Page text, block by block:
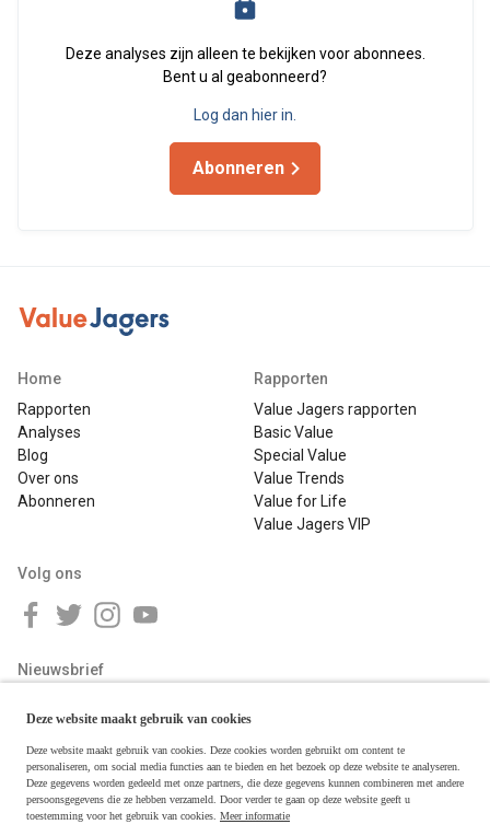
Deze analyses zijn alleen te bekijken voor abonnees.
Bent u al geabonneerd?
Log dan hier in.
Abonneren
Home
Rapporten
Analyses
Blog
Over ons
Abonneren
Rapporten
Value Jagers rapporten
Basic Value
Special Value
Value Trends
Value for Life
Value Jagers VIP
Volg ons
Nieuwsbrief
Deze website maakt gebruik van cookies
Deze website maakt gebruik van cookies. Deze cookies worden gebruikt om content te
personaliseren, om social media functies aan te bieden en het bezoek op deze website te analyseren.
Deze gegevens worden gedeeld met onze partners, die deze gegevens kunnen combineren met andere
persoonsgegevens die ze hebben verzameld. Door verder te gaan op deze website geeft u
toestemming voor het gebruik van cookies. Meer informatie